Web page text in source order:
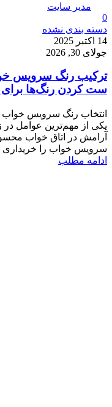
مدیر سایت
0
دسته بندی نشده
14 اکتبر 2025
جولای 30, 2026
ترکیب رنگ سرویس
ست کردن رنگ‌ها برای
انتخاب رنگ سرویس خواب
یکی از مهم‌ترین عوامل در
آرامش در اتاق خواب
سرویس خواب را خریداری
ادامه مطلب